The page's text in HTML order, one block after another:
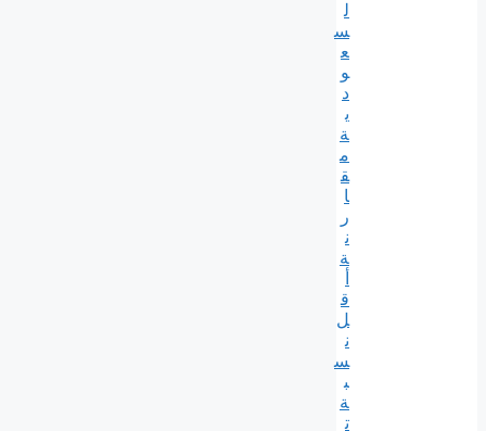
ل
س
ع
و
د
ي
ة
م
ق
ا
ر
ن
ة
ق
ل
ن
س
ب
ة
ت